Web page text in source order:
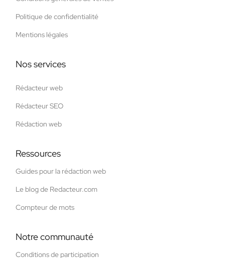
Politique de confidentialité
Mentions légales
Nos services
Rédacteur web
Rédacteur SEO
Rédaction web
Ressources
Guides pour la rédaction web
Le blog de Redacteur.com
Compteur de mots
Notre communauté
Conditions de participation